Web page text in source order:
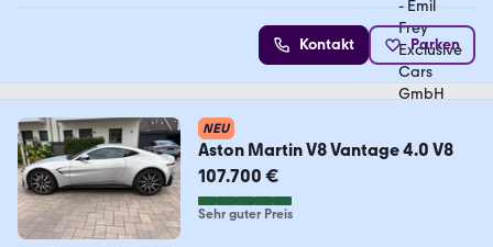
Kontakt Parken
NEU
Aston Martin V8 Vantage 4.0 V8
107.700 €
Sehr guter Preis